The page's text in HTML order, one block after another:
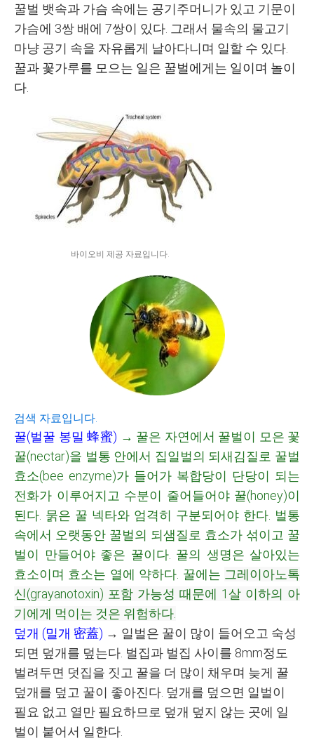
꿀벌 뱃속과 가슴 속에는 공기주머니가 있고 기문이
가슴에 3쌍 배에 7쌍이 있다 그래서 물속의 물고기
마냥 공기 속을 자유롭게 날아다니며 일할 수 있다
꿀과 꽃가루를 모으는 일은 꿀벌에게는 일이며 놀이
다
바이오비 제공 자료입니다.
검색 자료입니다.
꿀(벌꿀 봉밀 蜂蜜) → 꿀은 자연에서 꿀벌이 모은 꽃
꿀(nectar)을 벌통 안에서 집일벌의 되새김질로 꿀벌
효소(bee enzyme)가 들어가 복합당이 단당이 되는
전화가 이루어지고 수분이 줄어들어야 꿀(honey)이
된다 묽은 꿀 넥타와 엄격히 구분되어야 한다 벌통
속에서 오랫동안 꿀벌의 되샘질로 효소가 섞이고 꿀
벌이 만들어야 좋은 꿀이다. 꿀의 생명은 살아있는
효소이며 효소는 열에 약하다. 꿀에는 그레이아노톡
신(grayanotoxin) 포함 가능성 때문에 1살 이하의 아
기에게 먹이는 것은 위험하다.
덮개 (밀개 密蓋) → 일벌은 꿀이 많이 들어오고 숙성
되면 덮개를 덮는다 벌집과 벌집 사이를 8mm정도
벌려두면 덧집을 짓고 꿀을 더 많이 채우며 늦게 꿀
덮개를 덮고 꿀이 좋아진다 덮개를 덮으면 일벌이
필요 없고 열만 필요하므로 덮개 덮지 않는 곳에 일
벌이 붙어서 일한다